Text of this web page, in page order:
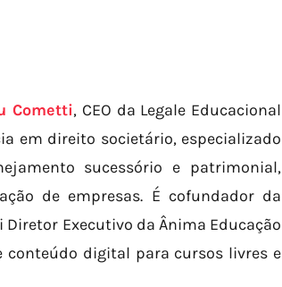
Cometti, CEO da Legale Educacional
em direito societário, especializado
sucessório e patrimonial,
de empresas. É cofundador da
Diretor Executivo da Ânima Educação
conteúdo digital para cursos livres e